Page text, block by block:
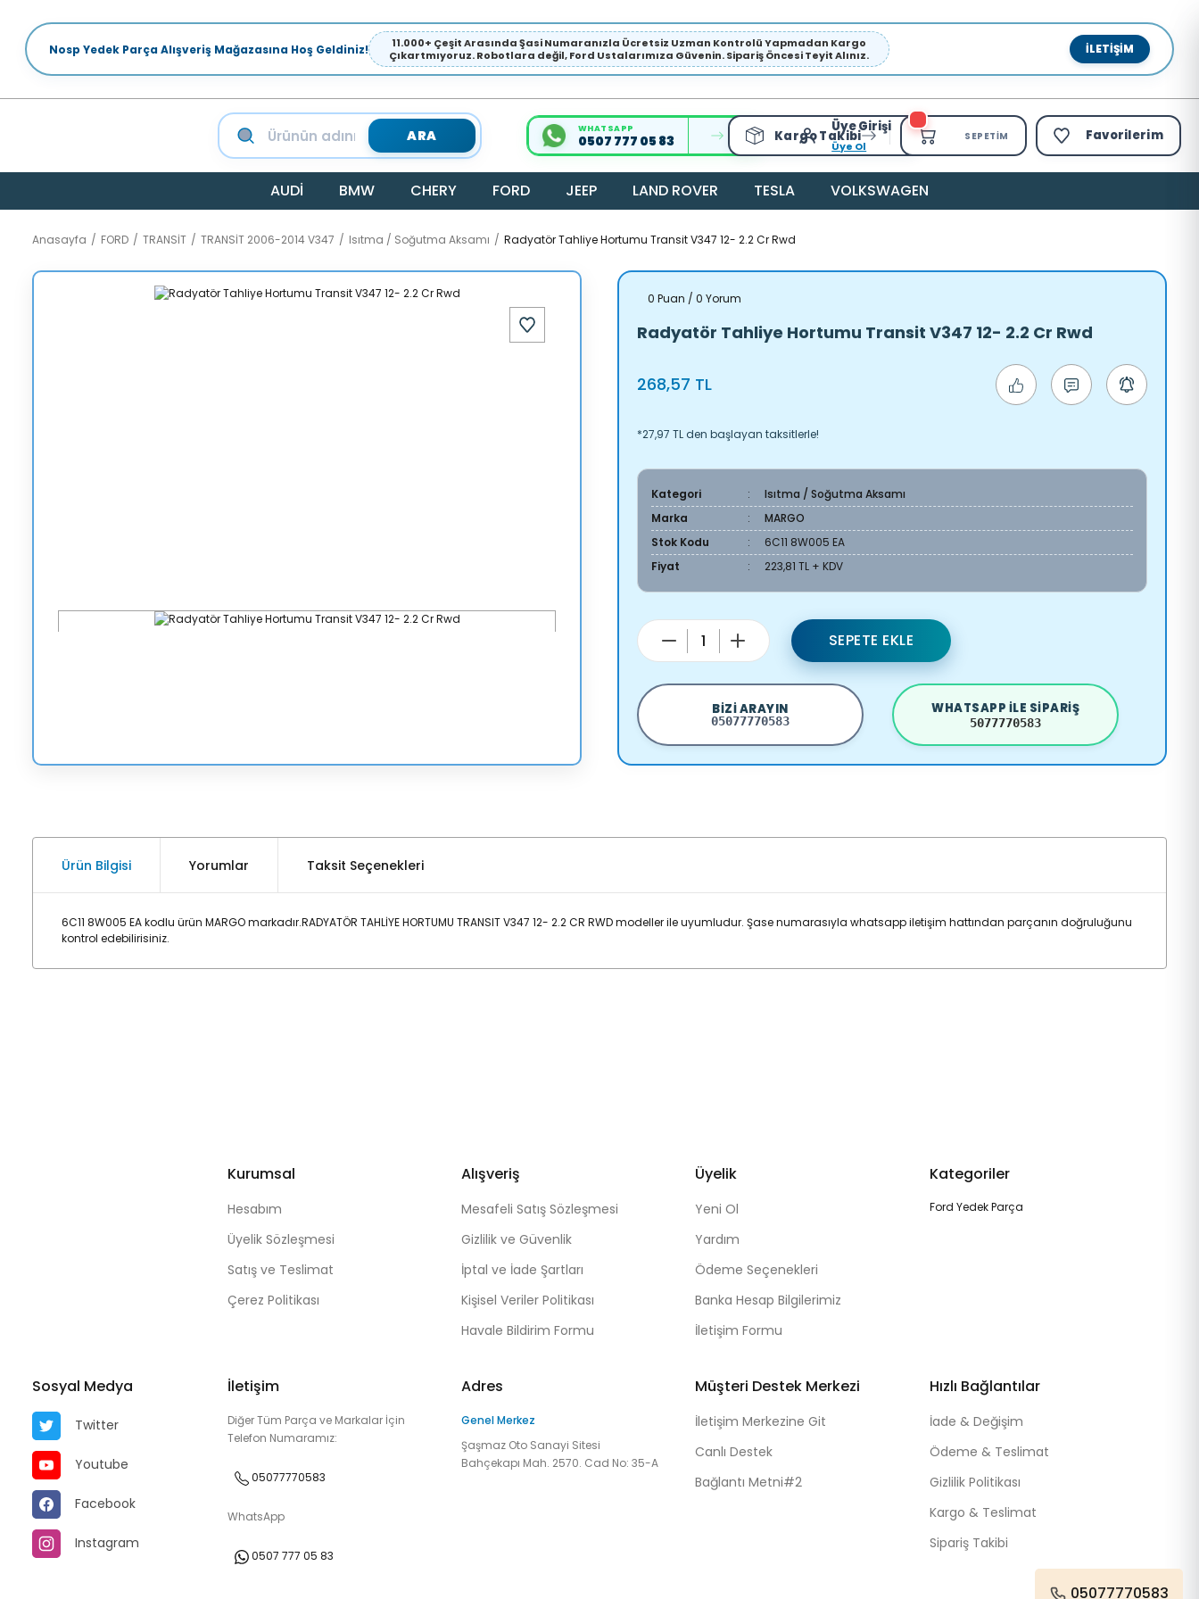
Nosp Yedek Parça Alışveriş Mağazasına Hoş Geldiniz!
11.000+ Çeşit Arasında Şasi Numaranızla Ücretsiz Uzman Kontrolü Yapmadan Kargo
Çıkartmıyoruz. Robotlara değil, Ford Ustalarımıza Güvenin. Sipariş Öncesi Teyit Alınız.
İLETIŞIM
ARA WHATSAPP
0507 777 05 83 Kargo Takibi
Üye Girişi
Üye Ol
SEPETIM Favorilerim
AUDİ BMW CHERY FORD JEEP LAND ROVER TESLA VOLKSWAGEN
Anasayfa FORD TRANSİT TRANSİT 2006-2014 V347 Isıtma / Soğutma Aksamı Radyatör Tahliye Hortumu Transit V347 12- 2.2 Cr Rwd
0 Puan / 0 Yorum
Radyatör Tahliye Hortumu Transit V347 12- 2.2 Cr Rwd
268,57 TL
*27,97 TL den başlayan taksitlerle!
Kategori
Isıtma / Soğutma Aksamı
Marka
MARGO
Stok Kodu
6C11 8W005 EA
Fiyat
223,81 TL + KDV
SEPETE EKLE
BIZI ARAYIN
05077770583
WHATSAPP ILE SIPARIŞ
5077770583
Ürün Bilgisi Yorumlar Taksit Seçenekleri
6C11 8W005 EA kodlu ürün MARGO markadır.RADYATÖR TAHLİYE HORTUMU TRANSIT V347 12- 2.2 CR RWD modeller ile uyumludur. Şase numarasıyla whatsapp iletişim hattından parçanın doğruluğunu
kontrol edebilirisiniz.
Kurumsal
Hesabım
Üyelik Sözleşmesi
Satış ve Teslimat
Çerez Politikası
Alışveriş
Mesafeli Satış Sözleşmesi
Gizlilik ve Güvenlik
İptal ve İade Şartları
Kişisel Veriler Politikası
Havale Bildirim Formu
Üyelik
Yeni Ol
Yardım
Ödeme Seçenekleri
Banka Hesap Bilgilerimiz
İletişim Formu
Kategoriler
Ford Yedek Parça
Sosyal Medya
Twitter
Youtube
Facebook
Instagram
İletişim
Diğer Tüm Parça ve Markalar İçin
Telefon Numaramız:
05077770583
WhatsApp
0507 777 05 83
Adres
Genel Merkez
Şaşmaz Oto Sanayi Sitesi
Bahçekapı Mah. 2570. Cad No: 35-A
Müşteri Destek Merkezi
İletişim Merkezine Git
Canlı Destek
Bağlantı Metni#2
Hızlı Bağlantılar
İade & Değişim
Ödeme & Teslimat
Gizlilik Politikası
Kargo & Teslimat
Sipariş Takibi
05077770583